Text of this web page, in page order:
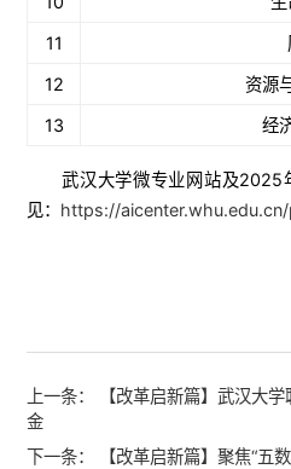
11
12
资源
13
经
武汉大学微专业网站及2025
见： https://
上一条：
【改革启新篇】武汉大
金
下一条：
【改革启新篇】聚焦“五